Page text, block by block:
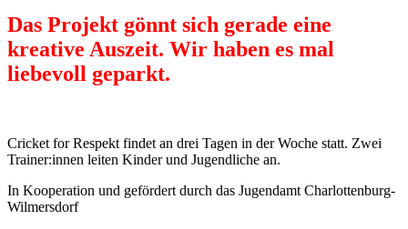
Das Projekt gönnt sich gerade eine
kreative Auszeit. Wir haben es mal
liebevoll geparkt.
Cricket for Respekt findet an drei Tagen in der Woche statt. Zwei
Trainer:innen leiten Kinder und Jugendliche an.
In Kooperation und gefördert durch das Jugendamt Charlottenburg-
Wilmersdorf